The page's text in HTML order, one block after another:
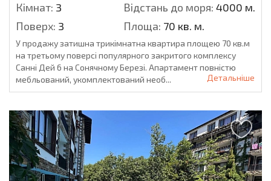
Кімнат: 3 Відстань до моря: 4000 м.
Поверх: 3 Площа: 70 кв. м.
У продажу затишна трикімнатна квартира площею 70 кв.м
на третьому поверсі популярного закритого комплексу
Санні Дей 6 на Сонячному Березі. Апартамент повністю
мебльований, укомплектований необ...
Детальніше